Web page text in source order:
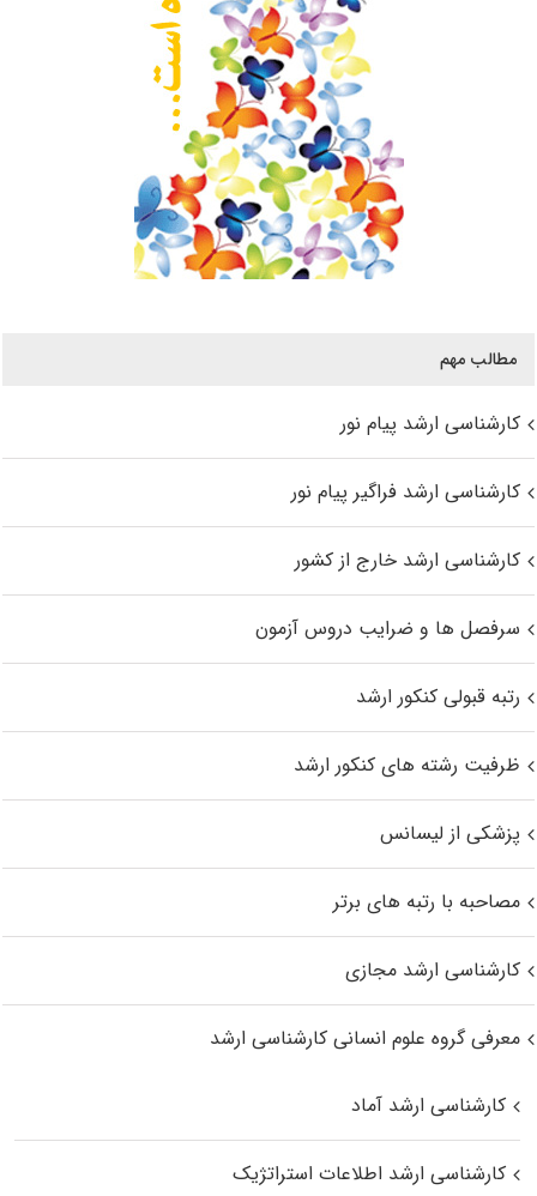
مطالب مهم
کارشناسی ارشد پیام نور
کارشناسی ارشد فراگیر پیام نور
کارشناسی ارشد خارج از کشور
سرفصل ها و ضرایب دروس آزمون
رتبه قبولی کنکور ارشد
ظرفیت رشته های کنکور ارشد
پزشکی از لیسانس
مصاحبه با رتبه های برتر
کارشناسی ارشد مجازی
معرفی گروه علوم انسانی کارشناسی ارشد
کارشناسی ارشد آماد
کارشناسی ارشد اطلاعات استراتژیک